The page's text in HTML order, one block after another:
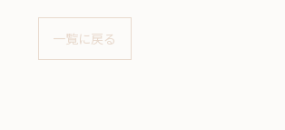
一覧に戻る